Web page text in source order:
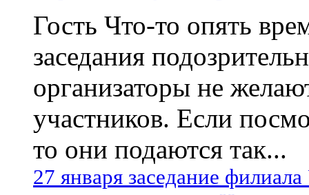
Гость Что-то опять
заседания
организаторы не
участников. Если
то они подаются так...
27 января заседание